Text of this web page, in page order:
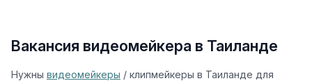
Вакансия видеомейкера в Таиланде
Нужны видеомейкеры / клипмейкеры в Таиланде для